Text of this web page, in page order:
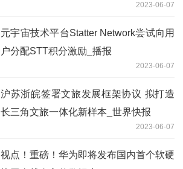
2023-06-07
元宇宙技术平台Statter Network尝试向用
户分配STT积分激励_播报
2023-06-07
沪苏浙皖签署文旅发展框架协议 拟打造
长三角文旅一体化新样本_世界快报
2023-06-07
视点！重磅！华为即将发布国内首个软硬